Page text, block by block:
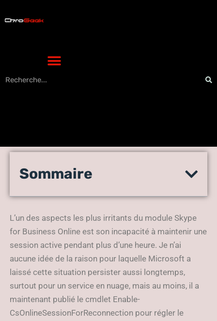
Microsoft corrige l’irritation
Skype for Business Online
Sommaire
L’un des aspects les plus irritants du module Skype
for Business Online est son incapacité à maintenir une
session active pendant plus d’une heure. Je n’ai
aucune idée de la raison pour laquelle Microsoft a
laissé cette situation persister aussi longtemps,
surtout pour un service en nuage, mais au moins, il a
maintenant publié le cmdlet Enable-
CsOnlineSessionForReconnection pour régler le